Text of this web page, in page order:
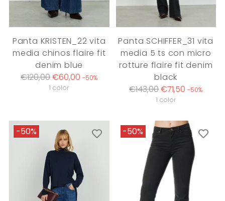
Panta KRISTEN_22 vita
media chinos flaire fit
denim blue
Regular
€120,00€60,00 -50%
1 color
Panta SCHIFFER_31 vita
media 5 ts con micro
rotture flaire fit denim
black
Regular
€143,00€71,50 -50%
1 color
-50% -50%